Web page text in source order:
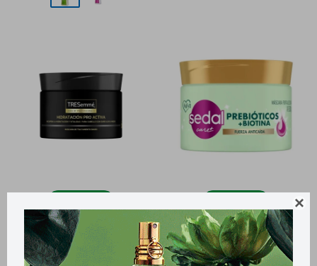

Llega HOY
Mascarilla Capilar Tresemmé
LlegaHOY
Mascarilla Capilar Sedal 300g